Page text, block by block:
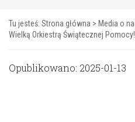
Tu jesteś: Strona główna > Media o
Wielką Orkiestrą Świątecznej
Opublikowano: 2025-01-13